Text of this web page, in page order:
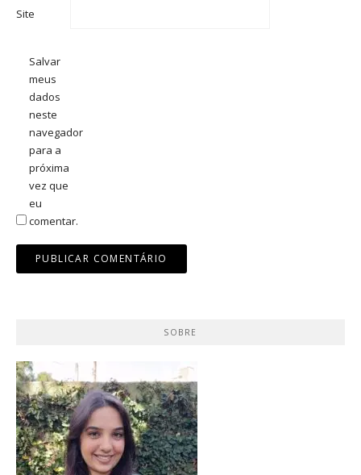
Site
Salvar
meus
dados
neste
navegador
para a
próxima
vez que
eu
comentar.
SOBRE